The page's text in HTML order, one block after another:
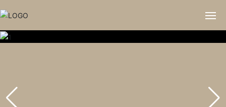
首页
新闻中心